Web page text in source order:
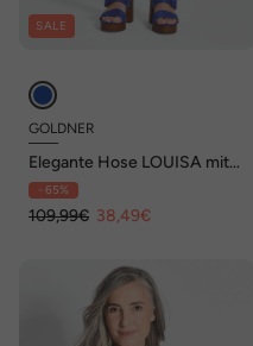
SALE
GOLDNER
Elegante Hose LOUISA mit
Glanz
- 65%
109,99€ 38,49€